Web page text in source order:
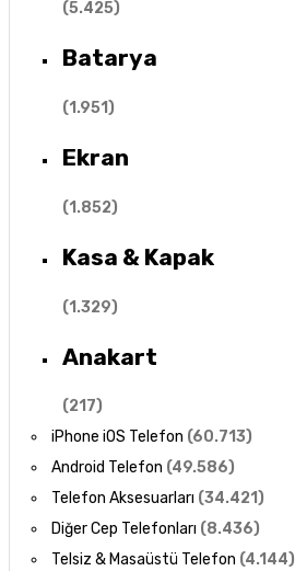
(5.425)
Batarya
(1.951)
Ekran
(1.852)
Kasa & Kapak
(1.329)
Anakart
(217)
iPhone iOS Telefon (60.713)
Android Telefon (49.586)
Telefon Aksesuarları (34.421)
Diğer Cep Telefonları (8.436)
Telsiz & Masaüstü Telefon (4.144)